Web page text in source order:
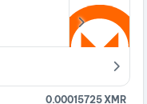
0.00015725 XMR